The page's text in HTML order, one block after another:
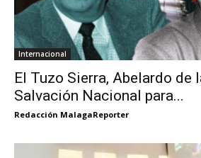
Internacional
El Tuzo Sierra, Abelardo de
Salvación Nacional para...
Redacción MalagaReporter